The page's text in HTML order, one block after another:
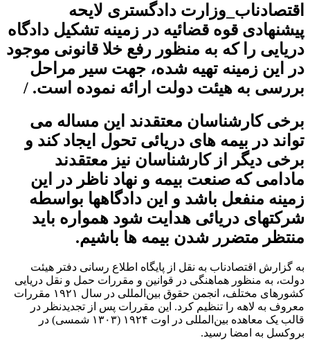
اقتصادناب_وزارت دادگستری لایحه
پیشنهادی قوه قضائیه در زمینه تشکیل دادگاه
دریایی را که به منظور رفع خلا قانونی موجود
در این زمینه تهیه شده، جهت سیر مراحل
بررسی به هیئت دولت ارائه نموده است. /
برخی کارشناسان معتقدند این مساله می
تواند در بیمه های دریائی تحول ایجاد کند و
برخی دیگر از کارشناسان نیز معتقدند
مادامی که صنعت بیمه و نهاد ناظر در این
زمینه منفعل باشد و این دادگاهها بواسطه
شرکتهای دریائی هدایت شود همواره باید
منتظر متضرر شدن بیمه ها باشیم.
به گزارش اقتصادناب به نقل از پایگاه اطلاع رسانی دفتر هیئت
دولت، به منظور هماهنگی در قوانین و مقررات حمل و نقل دریایی
کشورهای مختلف، انجمن حقوق بین‌المللی در سال ۱۹۲۱ مقررات
معروف به لاهه را تنظیم کرد. این مقررات پس از تجدیدنظر در
قالب یک معاهده بین‌المللی در اوت ۱۹۲۴ (۱۳۰۳ شمسی) در
بروکسل به امضا رسید.